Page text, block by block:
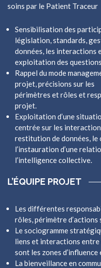
soins par le Patient Traceur
Sensibilisation des
législation, standards,
données, les interactions
exploitation des
Rappel du mode
projet, précisions sur les
périmètres et rôles et
projet.
Exploitation d’une
centrée sur les
restitution de données, le
l’instauration d’une
l’intelligence collective.
L’ÉQUIPE PROJET
Les différentes
rôles, périmètre d’actions
Le sociogramme
liens et interactions entre
sont les zones
La bienveillance en